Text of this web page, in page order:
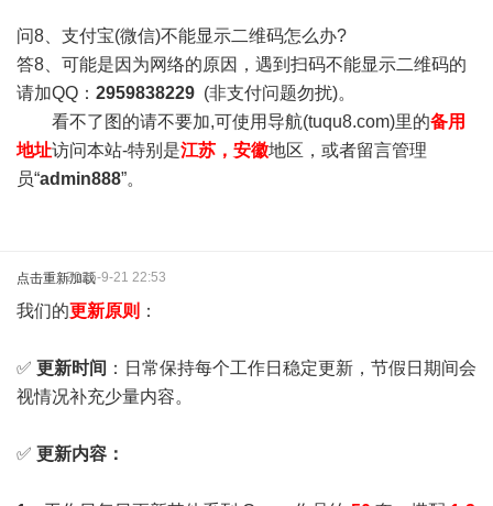
问8、支付宝(微信)不能显示二维码怎么办?
答8、可能是因为网络的原因，遇到扫码不能显示二维码的
请加QQ： 2959838229 (非支付问题勿扰)。
看不了图的请不要加,可使用导航(tuqu8.com)里的备用
地址访问本站-特别是江苏，安徽地区，或者留言管理
员“admin888”。
点击重新加载2025-9-21 22:53
我们的更新原则 ：
✅ 更新时间 ：日常保持每个工作日稳定更新，节假日期间会
视情况补充少量内容。
✅ 更新内容：